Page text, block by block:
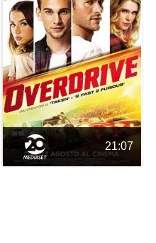
21:07